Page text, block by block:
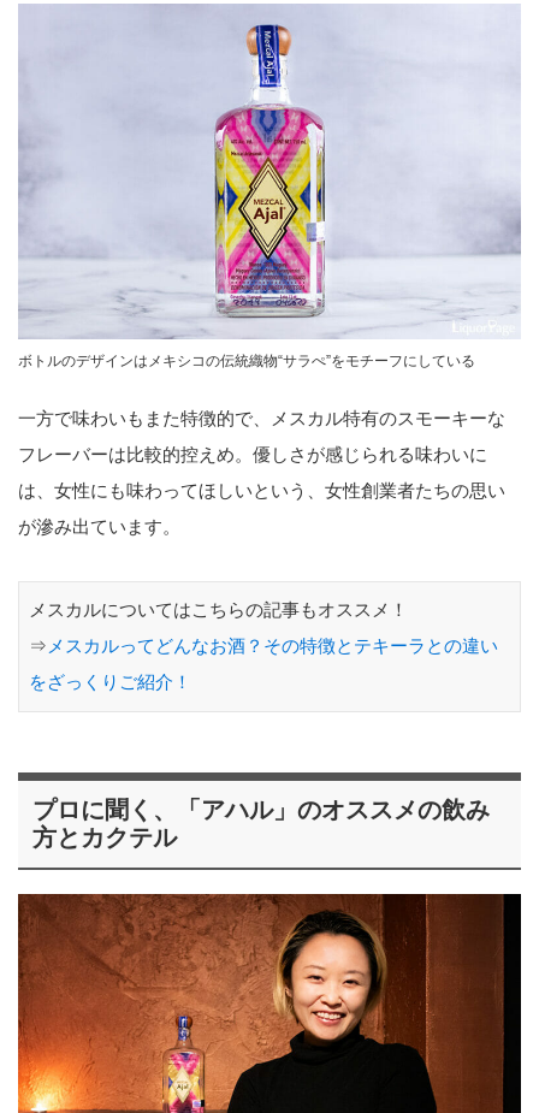
ボトルのデザインはメキシコの伝統織物“サラぺ”をモチーフにしている
一方で味わいもまた特徴的で、メスカル特有のスモーキーな
フレーバーは比較的控えめ。優しさが感じられる味わいに
は、女性にも味わってほしいという、女性創業者たちの思い
が滲み出ています。
メスカルについてはこちらの記事もオススメ！
⇒メスカルってどんなお酒？その特徴とテキーラとの違い
をざっくりご紹介！
プロに聞く、「アハル」のオススメの飲み
方とカクテル